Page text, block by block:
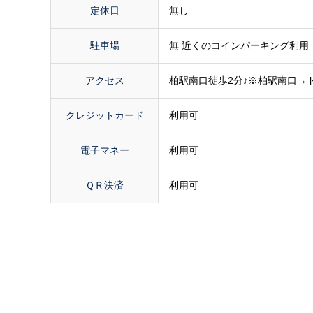
定休日 無し
駐車場 無 近くのコインパーキング利用
アクセス 柏駅南口徒歩2分♪※柏駅南口→
クレジットカード 利用可
電子マネー 利用可
ＱＲ決済 利用可